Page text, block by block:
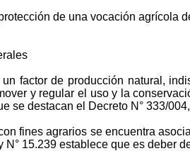
de una vocación agrícola
factor de producción natural,
y regular el uso y la
se destacan el Decreto N° 333/
fines agrarios se encuentra
N° 15.239 establece que es deber